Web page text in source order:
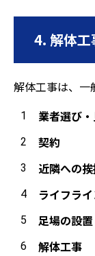
4. 解体
解体工事は、一
業者選び
契約
近隣への
ライフラ
足場の設
解体工事